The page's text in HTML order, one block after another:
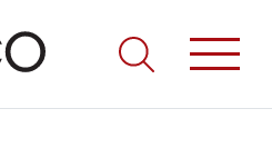
os Médicos. Onde as notícias
se passa na Saúde!